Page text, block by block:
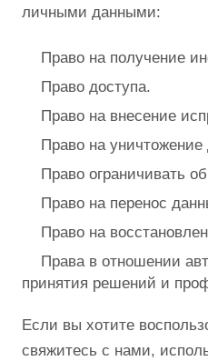
личными данными:
Право на получение
Право доступа.
Право на внесение
Право на
Право ограничивать
Право на перенос
Право на
Права в отношении
принятия решений и
Если вы хотите
свяжитесь с нами,